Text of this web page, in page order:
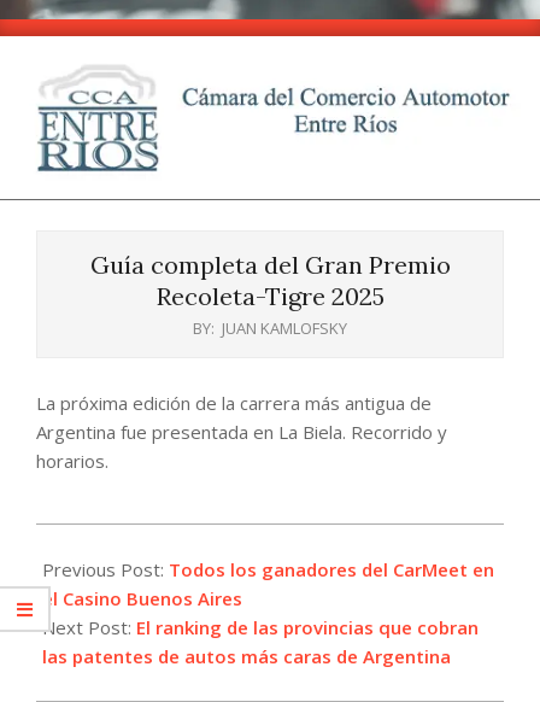
Skip
content
CCA
EntreGuía completa del Gran Premio
Recoleta-Tigre 2025
BY: JUAN KAMLOFSKY
La próxima edición de la carrera más antigua de
Argentina fue presentada en La Biela. Recorrido y
horarios.
05-
05
Previous Post: Todos los ganadores del CarMeet en
el Casino Buenos Aires
Next Post: El ranking de las provincias que cobran
las patentes de autos más caras de Argentina